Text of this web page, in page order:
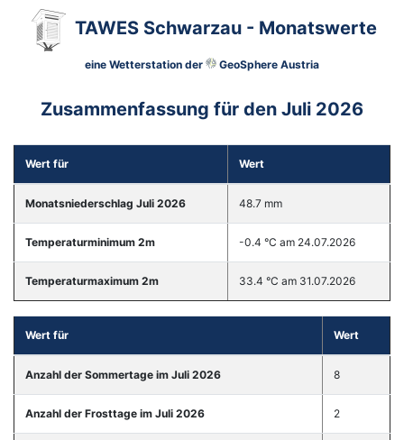
TAWES Schwarzau - Monatswerte
eine Wetterstation der GeoSphere Austria
Zusammenfassung für den Juli 2026
Wert für Wert
Monatsniederschlag Juli 2026 48.7 mm
Temperaturminimum 2m -0.4 °C am 24.07.2026
Temperaturmaximum 2m 33.4 °C am 31.07.2026
Wert für Wert
Anzahl der Sommertage im Juli 2026 8
Anzahl der Frosttage im Juli 2026 2